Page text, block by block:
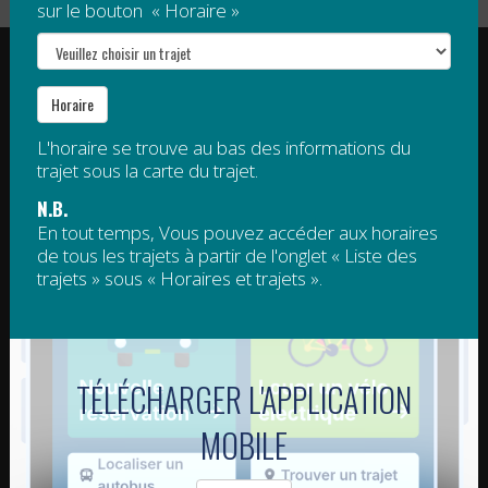
RÉGIE INTERMUNICIPALE DE TRANSPORT
GASPÉSIE – ÎLES-DE-LA-MADELEINE
© 2015 - 2026 Tous droits réservés
regim@regim.info 1 877 521-0841
POINT DE SERVICE HAUTE-
GASPÉSIE
11-C, boulevard Sainte-Anne Est
POINT DE SERVICE DE LA
CÔTE-DE-GASPÉ – ROCHER-
PERCÉ
POINT DE SERVICE DE
L'ESTRAN (TACIM)
39-B, rue Saint-François-Xavier Est
Grande-Vallée QC G0E 1K0
POINTS DE SERVICE DE LA
BAIE-DES-CHALEURS
550-A, boulevard Perron
Carleton-sur-Mer QC G0C 1J0
146-C avenue Grand-Pré
sur le bouton « Horaire »
Horaire
L'horaire se trouve au bas des informations du
trajet sous la carte du trajet.
N.B.
En tout temps, Vous pouvez accéder aux horaires
de tous les trajets à partir de l'onglet « Liste des
trajets » sous « Horaires et trajets ».
TÉLÉCHARGER L'APPLICATION
MOBILE